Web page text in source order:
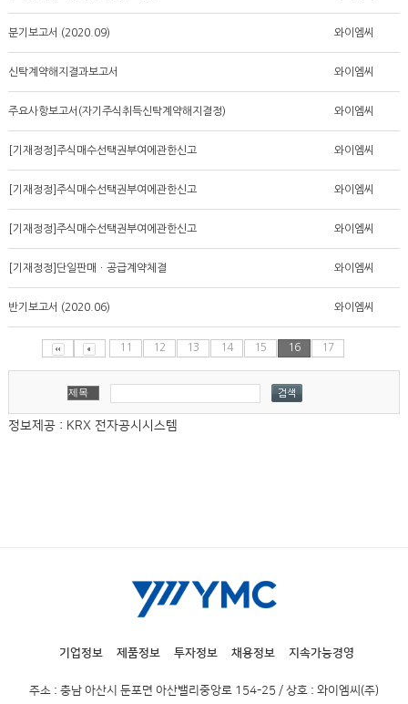
분기보고서 (2020.09) 와이엠씨
신탁계약해지결과보고서 와이엠씨
주요사항보고서(자기주식취득신탁계약해지결정) 와이엠씨
[기재정정]주식매수선택권부여에관한신고 와이엠씨
[기재정정]주식매수선택권부여에관한신고 와이엠씨
[기재정정]주식매수선택권부여에관한신고 와이엠씨
[기재정정]단일판매ㆍ공급계약체결 와이엠씨
반기보고서 (2020.06) 와이엠씨
11 12 13 14 15 16 17
정보제공 : KRX 전자공시시스템
기업정보 제품정보 투자정보 채용정보 지속가능경영
주소 : 충남 아산시 둔포면 아산밸리중앙로 154-25 / 상호 : 와이엠씨(주)